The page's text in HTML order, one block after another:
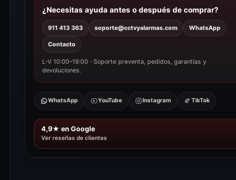
¿Necesitas ayuda antes o después de comprar?
911 413 363 soporte@cctvyalarmas.com WhatsApp
Contacto
L-V 10:00–19:00 · Soporte preventa, pedidos, garantías y
devoluciones.
WhatsApp YouTube Instagram TikTok
4,9★ en Google
Ver reseñas de clientes